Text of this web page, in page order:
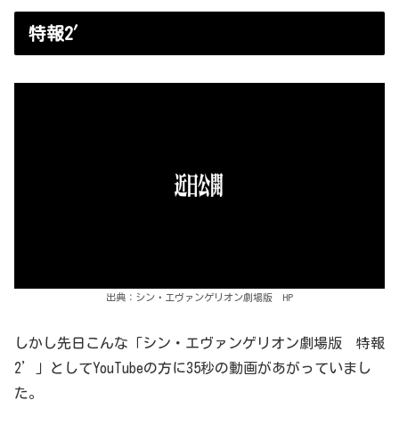
特報2′
出典：シン・エヴァンゲリオン劇場版 HP
しかし先日こんな「シン・エヴァンゲリオン劇場版 特報
2’」としてYouTubeの方に35秒の動画があがっていまし
た。